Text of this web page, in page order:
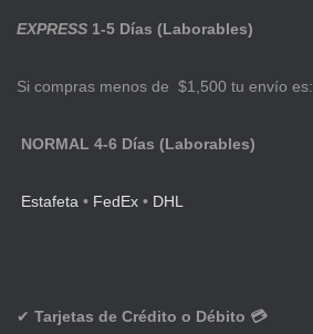
EXPRESS 1-5 Días (Laborables)
Si compras menos de $1,500 tu envío es:
NORMAL 4-6 Días (Laborables)
Estafeta • FedEx • DHL
✔ Tarjetas de Crédito o Débito 💳